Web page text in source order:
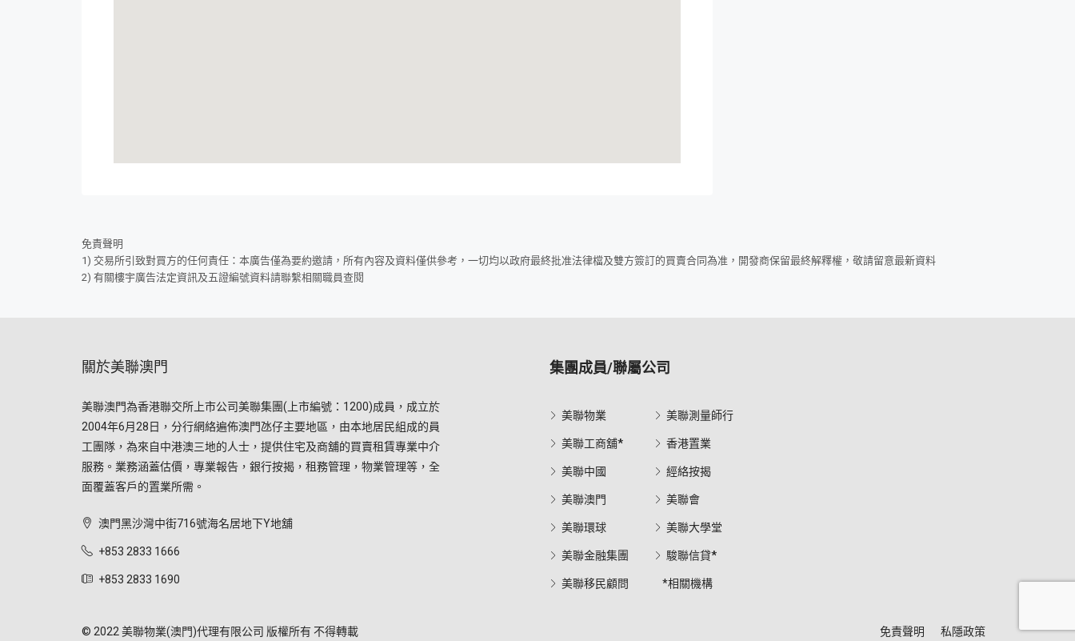
免責聲明
1) 交易所引致對買方的任何責任：本廣告僅為要約邀請，所有內容及資料僅供參考，一切均以政府最終批准法律檔及雙方簽訂的買賣合同為准，開發商保留最終解釋權，敬請留意最新資料
2) 有關樓宇廣告法定資訊及五證編號資料請聯繫相關職員查閱
關於美聯澳門
美聯澳門為香港聯交所上市公司美聯集團(上市編號：1200)成員，成立於
2004年6月28日，分行網絡遍佈澳門氹仔主要地區，由本地居民組成的員
工團隊，為來自中港澳三地的人士，提供住宅及商舖的買賣租賃專業中介
服務。業務涵蓋估價，專業報告，銀行按揭，租務管理，物業管理等，全
面覆蓋客戶的置業所需。
澳門黑沙灣中街716號海名居地下Y地舖
+853 2833 1666
+853 2833 1690
集團成員/聯屬公司
美聯物業
美聯工商舖*
美聯中國
美聯澳門
美聯環球
美聯金融集團
美聯移民顧問
美聯測量師行
香港置業
經絡按揭
美聯會
美聯大學堂
駿聯信貸*
*相關機構
© 2022 美聯物業(澳門)代理有限公司 版權所有 不得轉載 免責聲明 私隱政策